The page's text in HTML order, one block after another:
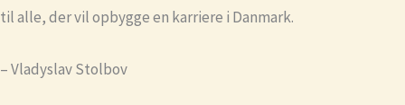
til alle, der vil opbygge en karriere i Danmark.
– Vladyslav Stolbov